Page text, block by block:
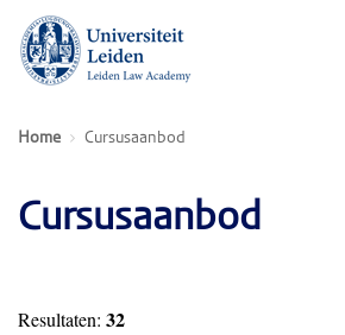
Home Cursusaanbod
Cursusaanbod
Resultaten: 32